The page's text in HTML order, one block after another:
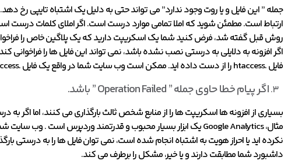
جمله ” این فایل و یا روت وجود ندارد” می تواند حتی به دلیل یک اشتباه تایپی رخ
ارتباط است. مطمئن شوید که املا تمامی موارد درست است. اگر املای کلمات
روش قبل گفته شد، فرض کنید شما یک اسکریپت دارید که یک پلاگین خاص را
اگر افزونه به دلایلی به درستی نصب نشده باشد، نمی تواند این فایل ها را
فایل .htaccess را از دست داده اید. ممکن است وب سایت شما در واقع یک فایل .htaccess ایجاد نکرده باشد که در این صورت باید این فایل را ایجاد کنید.
اگر پیام خطا حاوی جمله ” Operation Failed ” باشد.
بسیاری از افزونه ها اسکریپت ها را از منابع شخص ثالث بارگذاری می کنند، اما
داشبورد شما مطابقت دارند و یا خیر، مشکل را برطرف می کند.